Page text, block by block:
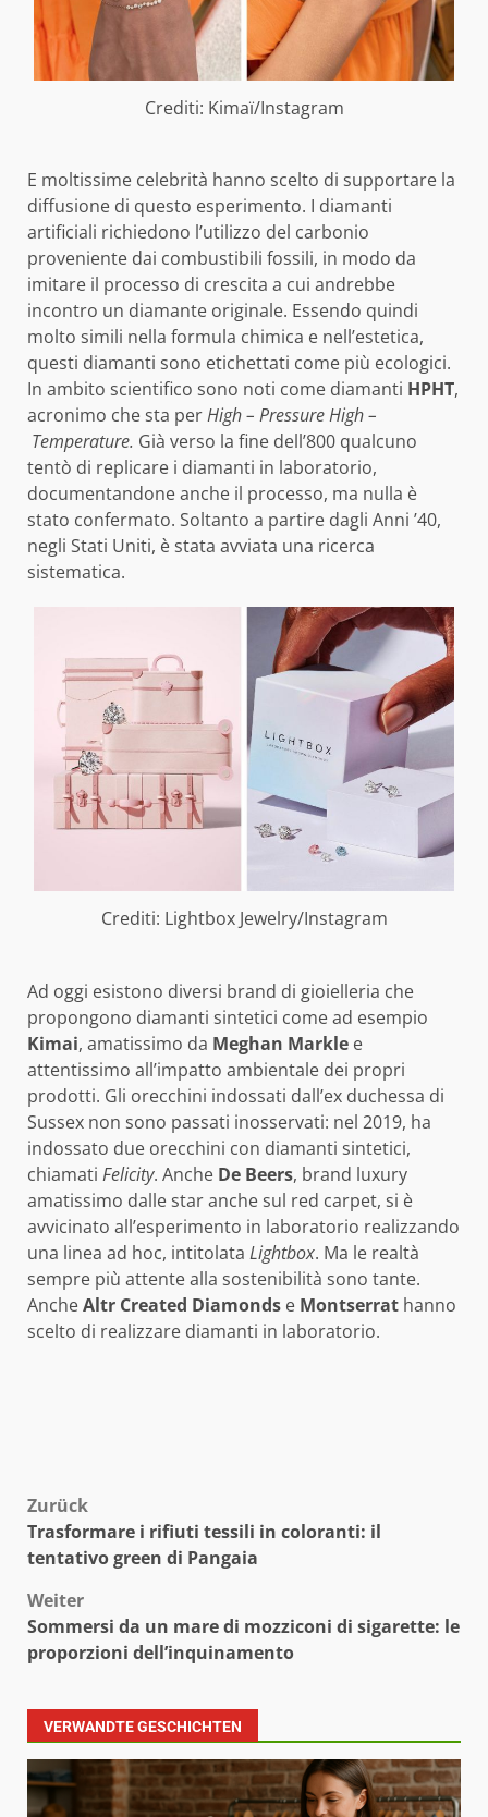
Crediti: Kimaï/Instagram
E moltissime celebrità hanno scelto di supportare la
diffusione di questo esperimento. I diamanti
artificiali richiedono l’utilizzo del carbonio
proveniente dai combustibili fossili, in modo da
imitare il processo di crescita a cui andrebbe
incontro un diamante originale. Essendo quindi
molto simili nella formula chimica e nell’estetica,
questi diamanti sono etichettati come più ecologici.
In ambito scientifico sono noti come diamanti HPHT,
acronimo che sta perHigh – Pressure High –
Temperature. Già verso la fine dell’800 qualcuno
tentò di replicare i diamanti in laboratorio,
documentandone anche il processo, ma nulla è
stato confermato. Soltanto a partire dagli Anni ’40,
negli Stati Uniti, è stata avviata una ricerca
sistematica.
Crediti: Lightbox Jewelry/Instagram
Ad oggi esistono diversi brand di gioielleria che
propongono diamanti sintetici come ad esempio
Kimai, amatissimo da Meghan Markle e
attentissimo all’impatto ambientale dei propri
prodotti. Gli orecchini indossati dall’ex duchessa di
Sussex non sono passati inosservati: nel 2019, ha
indossato due orecchini con diamanti sintetici,
chiamati Felicity. Anche De Beers, brand luxury
amatissimo dalle star anche sul red carpet, si è
avvicinato all’esperimento in laboratorio realizzando
una linea ad hoc, intitolata Lightbox. Ma le realtà
sempre più attente alla sostenibilità sono tante.
AncheAltr Created Diamonds e Montserrat hanno
scelto di realizzare diamanti in laboratorio.
Beitragsnavigation
Zurück
Trasformare i rifiuti tessili in coloranti: il
tentativo green di Pangaia
Weiter
Sommersi da un mare di mozziconi di sigarette: le
proporzioni dell’inquinamento
VERWANDTE GESCHICHTEN